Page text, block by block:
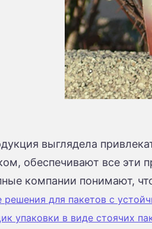
выглядела
обеспечивают все эти
компании понимают,
решения для пакетов с
упаковки в виде стоячих